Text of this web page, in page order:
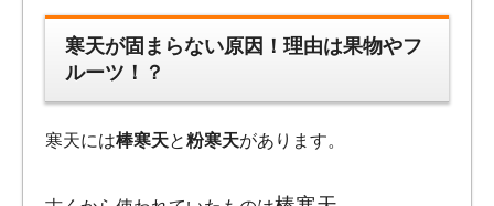
寒天が固まらない原因！理由は果物やフ
ルーツ！？
寒天には棒寒天と粉寒天があります。